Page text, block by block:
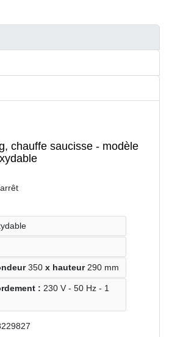
chauffe saucisse - modèle
350 x hauteur290 mm
: 230 V - 50 Hz - 1